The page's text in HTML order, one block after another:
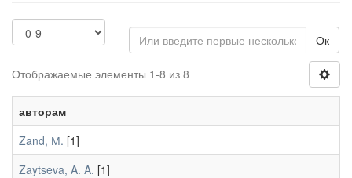
Ок
Отображаемые элементы 1-8 из 8
авторам
Zand, М. [1]
Zaytseva, A. A. [1]